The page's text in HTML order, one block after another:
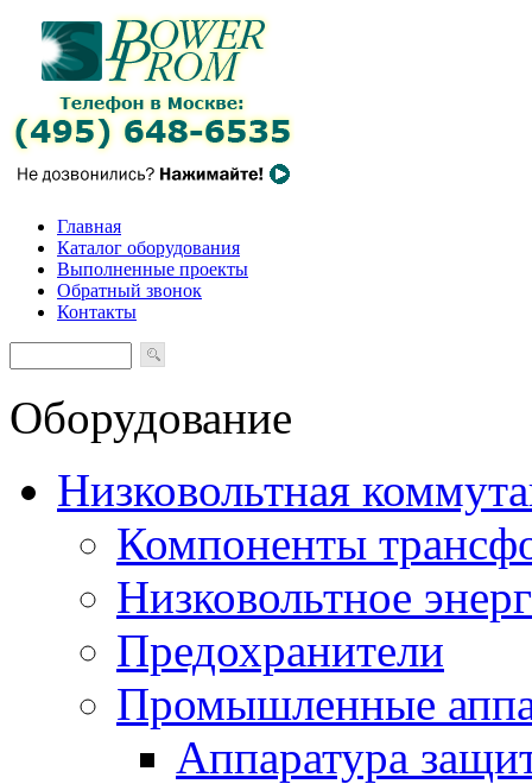
Главная
Каталог оборудования
Выполненные проекты
Обратный звонок
Контакты
Оборудование
Низковольтная
Компоненты
Низковольтное
Предохранители
Промышленные
Аппаратура